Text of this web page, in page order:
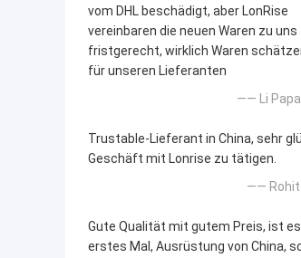
vom DHL beschädigt, aber LonRise
vereinbaren die neuen Waren zu uns
fristgerecht, wirklich Waren
für unseren Lieferanten
—— Li
Trustable-Lieferant in China, sehr
Geschäft mit Lonrise zu tätigen.
—— Rohit
Gute Qualität mit gutem Preis, ist
erstes Mal, Ausrüstung von China,